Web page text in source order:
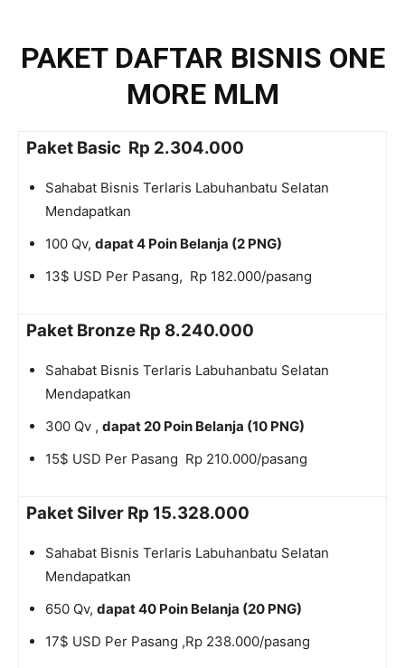
PAKET DAFTAR BISNIS ONE
MORE MLM
Paket Basic Rp 2.304.000
Sahabat Bisnis Terlaris Labuhanbatu Selatan
Mendapatkan
100 Qv, dapat 4 Poin Belanja (2 PNG)
13$ USD Per Pasang, Rp 182.000/pasang
Paket Bronze Rp 8.240.000
Sahabat Bisnis Terlaris Labuhanbatu Selatan
Mendapatkan
300 Qv , dapat 20 Poin Belanja (10 PNG)​
15$ USD Per Pasang Rp 210.000/pasang
Paket Silver Rp 15.328.000
Sahabat Bisnis Terlaris Labuhanbatu Selatan
Mendapatkan
650 Qv, dapat 40 Poin Belanja (20 PNG)
17$ USD Per Pasang ,Rp 238.000/pasang